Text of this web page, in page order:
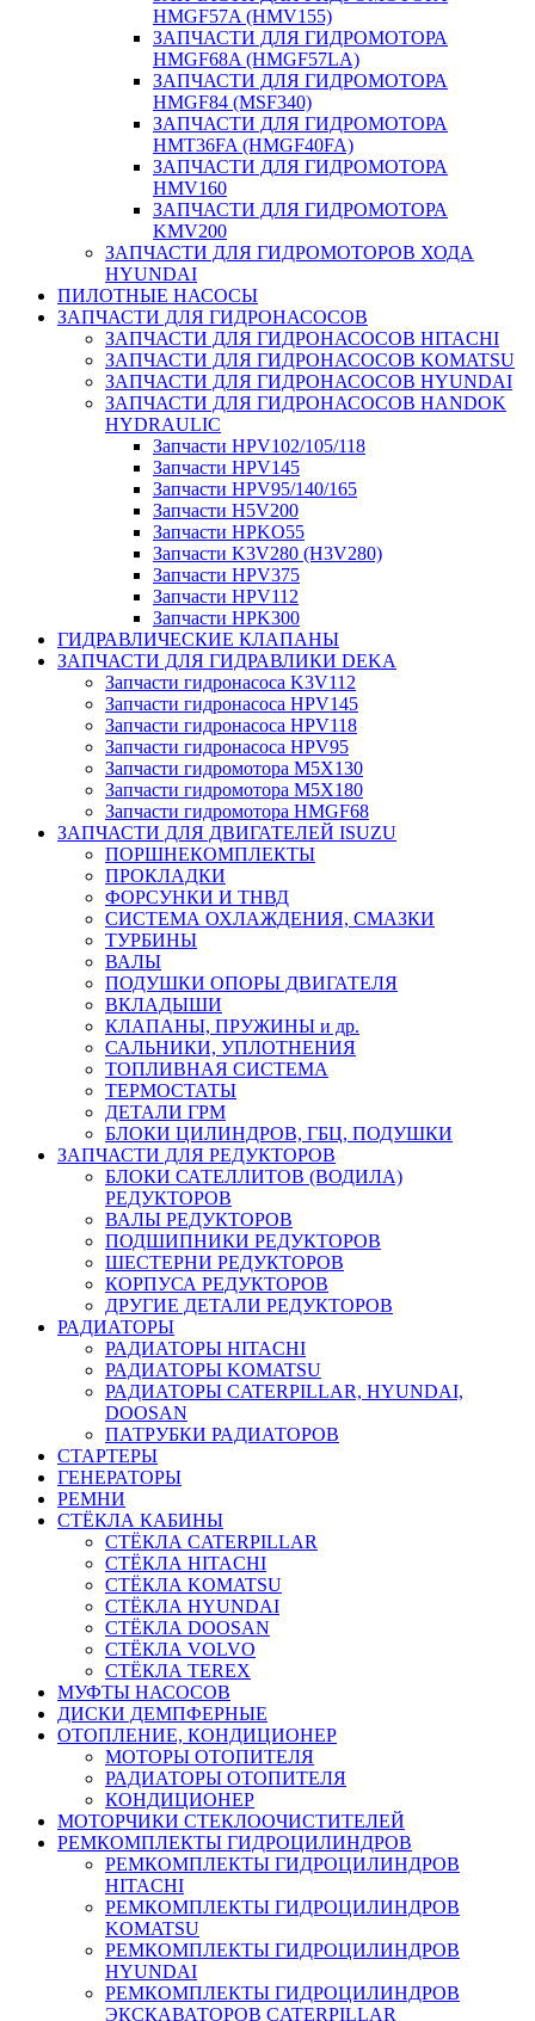
HMGF57A (HMV155)
ЗАПЧАСТИ ДЛЯ ГИДРОМОТОРА
HMGF68A (HMGF57LA)
ЗАПЧАСТИ ДЛЯ ГИДРОМОТОРА
HMGF84 (MSF340)
ЗАПЧАСТИ ДЛЯ ГИДРОМОТОРА
HMT36FA (HMGF40FA)
ЗАПЧАСТИ ДЛЯ ГИДРОМОТОРА
HMV160
ЗАПЧАСТИ ДЛЯ ГИДРОМОТОРА
KMV200
ЗАПЧАСТИ ДЛЯ ГИДРОМОТОРОВ ХОДА
HYUNDAI
ПИЛОТНЫЕ НАСОСЫ
ЗАПЧАСТИ ДЛЯ ГИДРОНАСОСОВ
ЗАПЧАСТИ ДЛЯ ГИДРОНАСОСОВ HITACHI
ЗАПЧАСТИ ДЛЯ ГИДРОНАСОСОВ KOMATSU
ЗАПЧАСТИ ДЛЯ ГИДРОНАСОСОВ HYUNDAI
ЗАПЧАСТИ ДЛЯ ГИДРОНАСОСОВ HANDOK
HYDRAULIC
Запчасти HPV102/105/118
Запчасти HPV145
Запчасти HPV95/140/165
Запчасти H5V200
Запчасти HPKO55
Запчасти K3V280 (H3V280)
Запчасти HPV375
Запчасти HPV112
Запчасти HPK300
ГИДРАВЛИЧЕСКИЕ КЛАПАНЫ
ЗАПЧАСТИ ДЛЯ ГИДРАВЛИКИ DEKA
Запчасти гидронасоса K3V112
Запчасти гидронасоса HPV145
Запчасти гидронасоса HPV118
Запчасти гидронасоса HPV95
Запчасти гидромотора M5X130
Запчасти гидромотора M5X180
Запчасти гидромотора HMGF68
ЗАПЧАСТИ ДЛЯ ДВИГАТЕЛЕЙ ISUZU
ПОРШНЕКОМПЛЕКТЫ
ПРОКЛАДКИ
ФОРСУНКИ И ТНВД
СИСТЕМА ОХЛАЖДЕНИЯ, СМАЗКИ
ТУРБИНЫ
ВАЛЫ
ПОДУШКИ ОПОРЫ ДВИГАТЕЛЯ
ВКЛАДЫШИ
КЛАПАНЫ, ПРУЖИНЫ и др.
САЛЬНИКИ, УПЛОТНЕНИЯ
ТОПЛИВНАЯ СИСТЕМА
ТЕРМОСТАТЫ
ДЕТАЛИ ГРМ
БЛОКИ ЦИЛИНДРОВ, ГБЦ, ПОДУШКИ
ЗАПЧАСТИ ДЛЯ РЕДУКТОРОВ
БЛОКИ САТЕЛЛИТОВ (ВОДИЛА)
РЕДУКТОРОВ
ВАЛЫ РЕДУКТОРОВ
ПОДШИПНИКИ РЕДУКТОРОВ
ШЕСТЕРНИ РЕДУКТОРОВ
КОРПУСА РЕДУКТОРОВ
ДРУГИЕ ДЕТАЛИ РЕДУКТОРОВ
РАДИАТОРЫ
РАДИАТОРЫ HITACHI
РАДИАТОРЫ KOMATSU
РАДИАТОРЫ CATERPILLAR, HYUNDAI,
DOOSAN
ПАТРУБКИ РАДИАТОРОВ
СТАРТЕРЫ
ГЕНЕРАТОРЫ
РЕМНИ
СТЁКЛА КАБИНЫ
СТЁКЛА CATERPILLAR
СТЁКЛА HITACHI
СТЁКЛА KOMATSU
СТЁКЛА HYUNDAI
СТЁКЛА DOOSAN
СТЁКЛА VOLVO
СТЁКЛА TEREX
МУФТЫ НАСОСОВ
ДИСКИ ДЕМПФЕРНЫЕ
ОТОПЛЕНИЕ, КОНДИЦИОНЕР
МОТОРЫ ОТОПИТЕЛЯ
РАДИАТОРЫ ОТОПИТЕЛЯ
КОНДИЦИОНЕР
МОТОРЧИКИ СТЕКЛООЧИСТИТЕЛЕЙ
РЕМКОМПЛЕКТЫ ГИДРОЦИЛИНДРОВ
РЕМКОМПЛЕКТЫ ГИДРОЦИЛИНДРОВ
HITACHI
РЕМКОМПЛЕКТЫ ГИДРОЦИЛИНДРОВ
KOMATSU
РЕМКОМПЛЕКТЫ ГИДРОЦИЛИНДРОВ
HYUNDAI
РЕМКОМПЛЕКТЫ ГИДРОЦИЛИНДРОВ
ЭКСКАВАТОРОВ CATERPILLAR